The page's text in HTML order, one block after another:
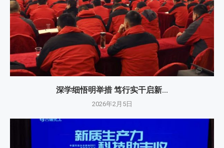
深学细悟明举措 笃行实干启新...
2026年2月5日